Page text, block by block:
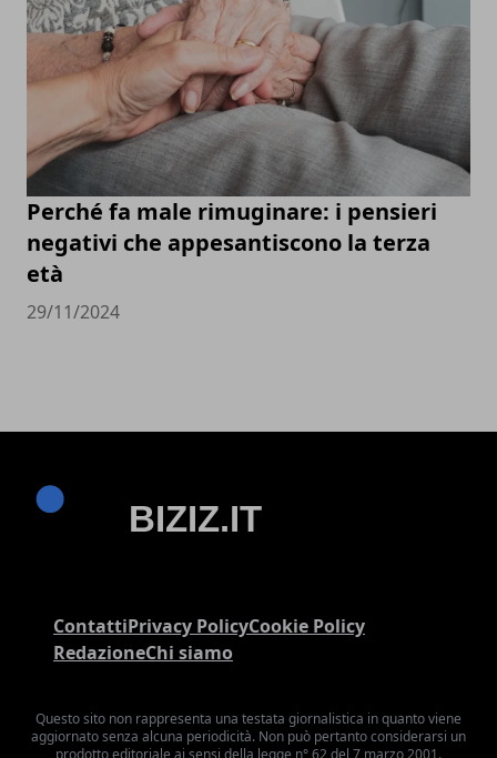
Perché fa male rimuginare: i pensieri
negativi che appesantiscono la terza
età
29/11/2024
ContattiPrivacy PolicyCookie Policy
RedazioneChi siamo
Questo sito non rappresenta una testata giornalistica in quanto viene
aggiornato senza alcuna periodicità. Non può pertanto considerarsi un